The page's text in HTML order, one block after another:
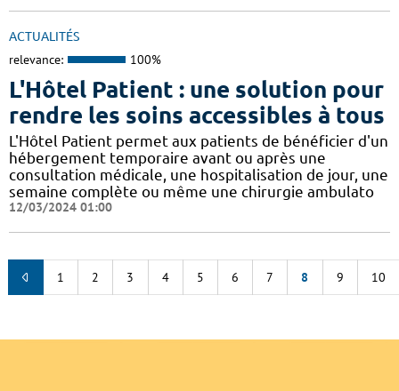
ACTUALITÉS
relevance: 100%
L'Hôtel Patient : une solution pour
rendre les soins accessibles à tous
L'Hôtel Patient permet aux patients de bénéficier d'un
hébergement temporaire avant ou après une
consultation médicale, une hospitalisation de jour, une
semaine complète ou même une chirurgie ambulato
12/03/2024 01:00
1 2 3 4 5 6 7 8 9 10